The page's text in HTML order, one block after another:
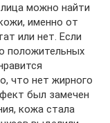
можно найти
именно от
или нет. Если
положительных
что нет жирного
был замечен
кожа стала